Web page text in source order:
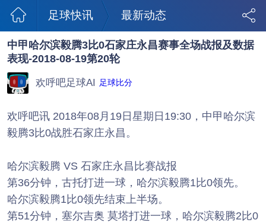
足球快讯 最新动态
中甲哈尔滨毅腾3比0石家庄永昌赛事全场战报及数据
表现-2018-08-19第20轮
欢呼吧足球AI 足球比分
欢呼吧讯 2018年08月19日星期日19:30，中甲哈尔滨
毅腾3比0战胜石家庄永昌。
哈尔滨毅腾 VS 石家庄永昌比赛战报
第36分钟，古托打进一球，哈尔滨毅腾1比0领先。
哈尔滨毅腾1比0领先结束上半场。
第51分钟，塞尔吉奥 莫塔打进一球，哈尔滨毅腾2比0